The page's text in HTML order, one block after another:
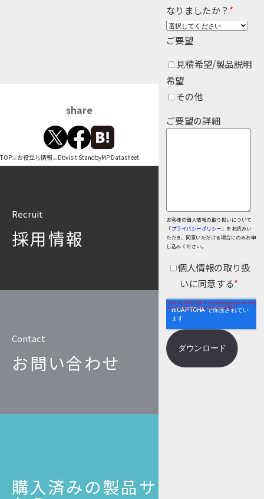
データ仮想化
データ分析基盤構築
データ可視化
データ統合
データ連携
仮想環境（VMware）
個人情報保護
匿名化
share
なりましたか？ *
ご要望
見積希望/製品説明
希望
その他
ご要望の詳細
お客様の個人情報の取り扱いについて
「プライバシーポリシー 」をお読みい
ただき、同意いただける場合にのみお申
し込みください。
個人情報の取り扱
いに同意する*
TOP–お役立ち情報–Dbvisit StandbyMP Datasheet
Recruit
採用情報
Contact
お問い合わせ
購入済みの製品サポートはこ